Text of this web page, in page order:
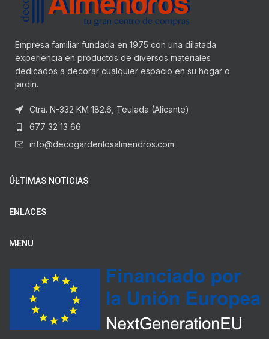
Empresa familiar fundada en 1975 con una dilatada
experiencia en productos de diversos materiales
dedicados a decorar cualquier espacio en su hogar o
jardín.
Ctra. N-332 KM 182.6, Teulada (Alicante)
677 32 13 66
info@decogardenlosalmendros.com
ÚLTIMAS NOTICIAS
ENLACES
MENU